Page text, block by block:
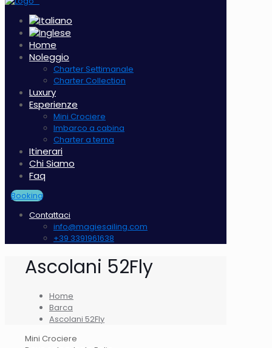
Home
Noleggio
Charter Settimanale
Charter Collection
Luxury
Esperienze
Mini Crociere
Imbarco a cabina
Charter a tema
Itinerari
Chi Siamo
Faq
Booking
Contattaci
info@magiesailing.com
+39 3391961638
Ascolani 52Fly
Home
Barca
Ascolani 52Fly
Mini Crociere